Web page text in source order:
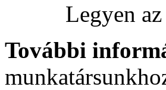
Legyen
További